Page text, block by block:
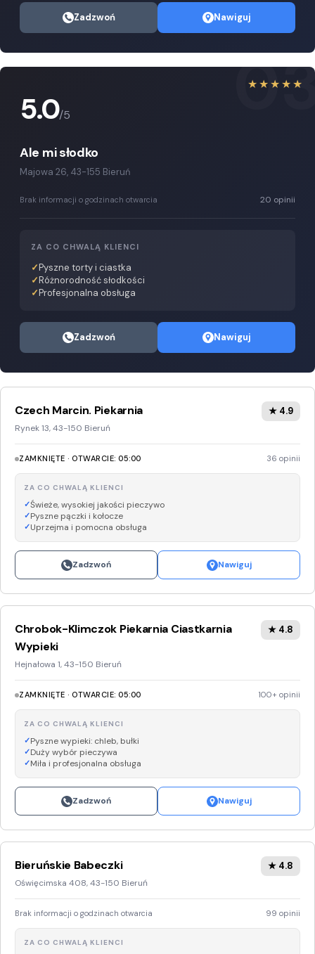
Zadzwoń Nawiguj
★★★★★
5.0/5
Ale mi słodko
Majowa 26, 43-155 Bieruń
Brak informacji o godzinach otwarcia 20 opinii
ZA CO CHWALĄ KLIENCI
Pyszne torty i ciastka
Różnorodność słodkości
Profesjonalna obsługa
Zadzwoń Nawiguj
Czech Marcin. Piekarnia
Rynek 13, 43-150 Bieruń
★ 4.9
ZAMKNIĘTE · OTWARCIE: 05:00 36 opinii
ZA CO CHWALĄ KLIENCI
Świeże, wysokiej jakości pieczywo
Pyszne pączki i kołocze
Uprzejma i pomocna obsługa
Zadzwoń Nawiguj
Chrobok-Klimczok Piekarnia Ciastkarnia
Wypieki
Hejnałowa 1, 43-150 Bieruń
★ 4.8
ZAMKNIĘTE · OTWARCIE: 05:00 100+ opinii
ZA CO CHWALĄ KLIENCI
Pyszne wypieki: chleb, bułki
Duży wybór pieczywa
Miła i profesjonalna obsługa
Zadzwoń Nawiguj
Bieruńskie Babeczki
Oświęcimska 408, 43-150 Bieruń
★ 4.8
Brak informacji o godzinach otwarcia 99 opinii
ZA CO CHWALĄ KLIENCI